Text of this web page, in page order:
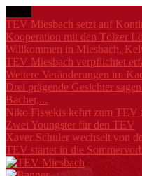
TEV Miesbach setzt auf
Kooperation mit den Tölzer
Willkommen in Miesbach,
TEV Miesbach verpflichtet
Weitere Veränderungen im
Drei prägende Gesichter
Bacher,...
Niko Fissekis kehrt zum TEV
Zwei Youngster für den TEV
Xaver Schuler wechselt von
TEV startet in die